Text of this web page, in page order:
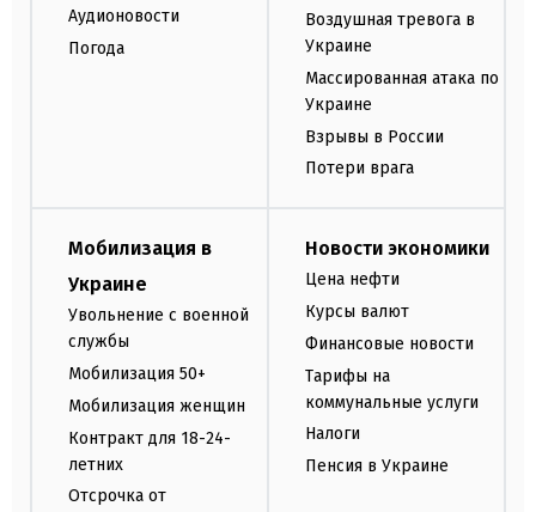
Аудионовости
Погода
Воздушная тревога в
Украине
Массированная атака по
Украине
Взрывы в России
Потери врага
Мобилизация в
Украине
Увольнение с военной
службы
Мобилизация 50+
Мобилизация женщин
Контракт для 18-24-
летних
Отсрочка от
Новости экономики
Цена нефти
Курсы валют
Финансовые новости
Тарифы на
коммунальные услуги
Налоги
Пенсия в Украине